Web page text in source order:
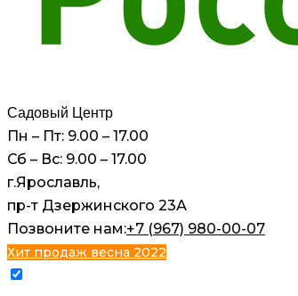
Садовый Центр
Пн – Пт: 9.00 – 17.00
Сб – Вс: 9.00 – 17.00
г.Ярославль,
пр-т Дзержинского 23А
Позвоните нам:+7 (967) 980-00-07
Хит продаж весна 2022